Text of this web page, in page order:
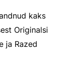
kaks
Originalsi
ja Razed